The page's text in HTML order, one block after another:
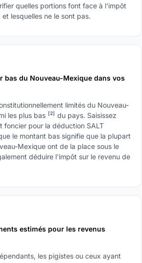
quelles portions font face à l'impôt
lesquelles ne le sont pas.
bas du Nouveau-Mexique dans vos
limités du Nouveau-
les plus bas [2] du pays. Saisissez
foncier pour la déduction SALT
le montant bas signifie que la plupart
Mexique ont de la place sous le
déduire l'impôt sur le revenu de
estimés pour les revenus
les pigistes ou ceux ayant